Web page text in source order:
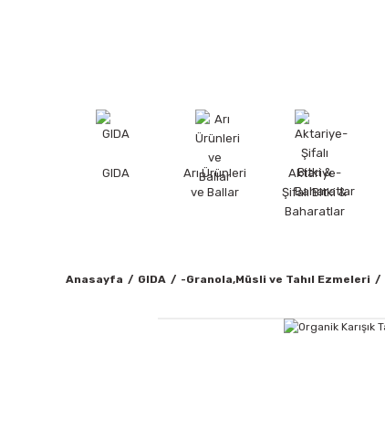
GIDA
Arı Ürünleri
ve Ballar
Aktariye-
Şifalı Bitki &
Baharatlar
Anasayfa GIDA -Granola,Müsli ve Tahıl Ezmeleri